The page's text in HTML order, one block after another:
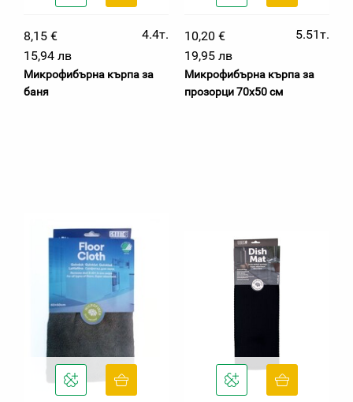
8,15 €
4.4т.
15,94 лв
Микрофибърна кърпа за
баня
10,20 €
5.51т.
19,95 лв
Микрофибърна кърпа за
прозорци 70х50 см